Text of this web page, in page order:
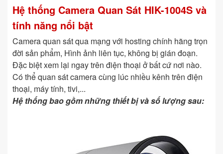
Hệ thống Camera Quan Sát HIK-1004S và
tính năng nổi bật
Camera quan sát qua mạng với hosting chính hãng trọn
đời sản phẩm, Hình ảnh liên tục, không bị gián đoạn.
Đặc biệt xem lại ngay trên điện thoại ở bất cứ nơi nào.
Có thể quan sát camera cùng lúc nhiều kênh trên điện
thoại, máy tính, tivi,...
Hệ thống bao gồm những thiết bị và số lượng sau: